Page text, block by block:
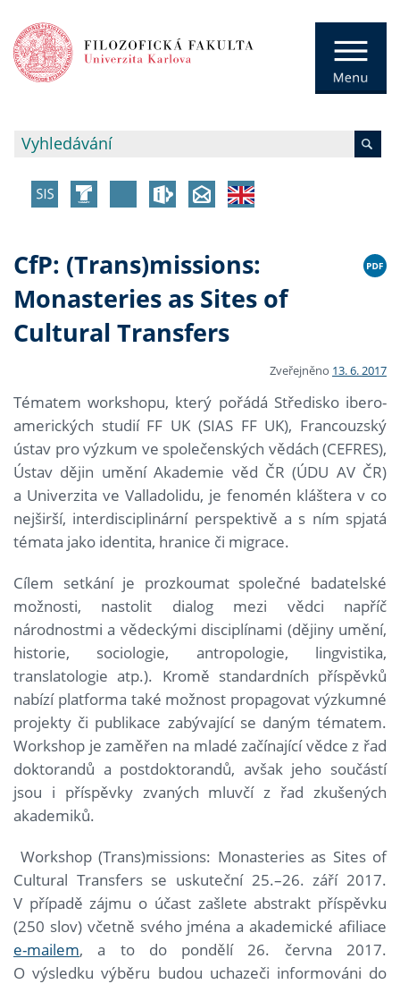
CfP: (Trans)missions:
Monasteries as Sites of
Cultural Transfers
Zveřejněno 13. 6. 2017
Tématem workshopu, který pořádá Středisko ibero-
amerických studií FF UK (SIAS FF UK), Francouzský
ústav pro výzkum ve společenských vědách (CEFRES),
Ústav dějin umění Akademie věd ČR (ÚDU AV ČR)
a Univerzita ve Valladolidu, je fenomén kláštera v co
nejširší, interdisciplinární perspektivě a s ním spjatá
témata jako identita, hranice či migrace.
Cílem setkání je prozkoumat společné badatelské
možnosti, nastolit dialog mezi vědci napříč
národnostmi a vědeckými disciplínami (dějiny umění,
historie, sociologie, antropologie, lingvistika,
translatologie atp.). Kromě standardních příspěvků
nabízí platforma také možnost propagovat výzkumné
projekty či publikace zabývající se daným tématem.
Workshop je zaměřen na mladé začínající vědce z řad
doktorandů a postdoktorandů, avšak jeho součástí
jsou i příspěvky zvaných mluvčí z řad zkušených
akademiků.
Workshop (Trans)missions: Monasteries as Sites of
Cultural Transfers se uskuteční 25.–26. září 2017.
V případě zájmu o účast zašlete abstrakt příspěvku
(250 slov) včetně svého jména a akademické afiliace
e-mailem, a to do pondělí 26. června 2017.
O výsledku výběru budou uchazeči informováni do